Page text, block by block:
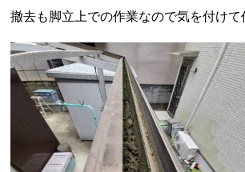
撤去も脚立上での作業なので気を付けて